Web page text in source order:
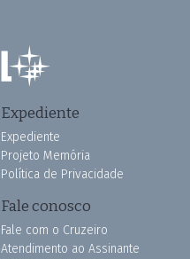
Expediente
Expediente
Projeto Memória
Política de Privacidade
Fale conosco
Fale com o Cruzeiro
Atendimento ao Assinante